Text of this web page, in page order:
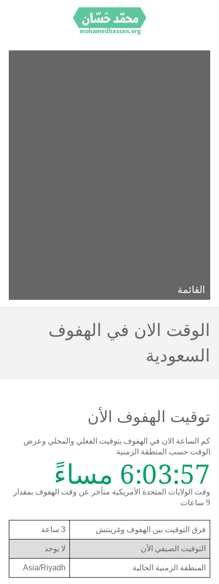
القائمة
الوقت الان في الهفوف
السعودية
توقيت الهفوف الأن
كم الساعة الان في الهفوف بتوقيت الفعلي والمحلي وعرض
الوقت حسب المنطقة الزمنية
6:03:57 مساءً
وقت الولايات المتحدة الأمريكية متأخر عن وقت الهفوف بمقدار
9 ساعات
فرق التوقيت بين الهفوف وغرينتش 3 ساعة
التوقيت الصيفي الأن لا يوجد
المنطقة الزمنية الحالية Asia/Riyadh